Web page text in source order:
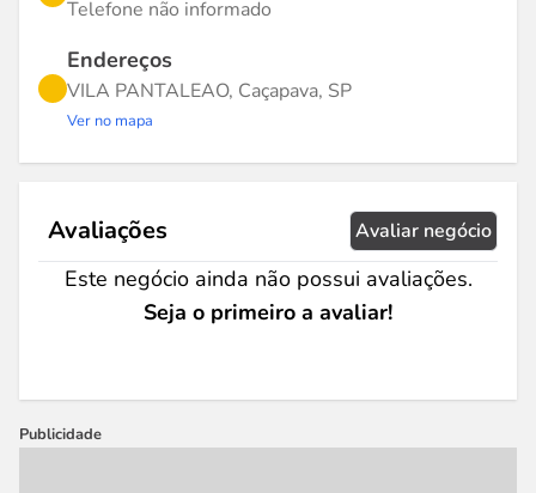
Telefone não informado
Endereços
VILA PANTALEAO, Caçapava, SP
Ver no mapa
Avaliações Avaliar negócio
Este negócio ainda não possui avaliações.
Seja o primeiro a avaliar!
Publicidade